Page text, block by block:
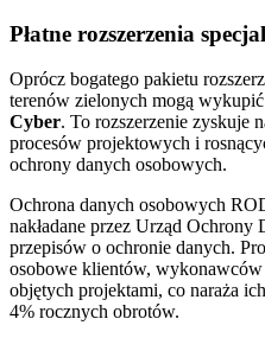
Płatne rozszerzenia
Oprócz bogatego pakietu
terenów zielonych mogą
Cyber. To rozszerzenie zyskuje
procesów projektowych i
ochrony danych osobowych.
Ochrona danych osobowych
nakładane przez Urząd
przepisów o ochronie danych.
osobowe klientów,
objętych projektami, co naraża
4% rocznych obrotów.